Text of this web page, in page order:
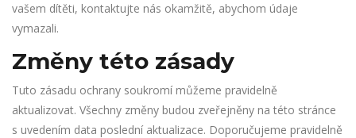
vašem dítěti, kontaktujte nás okamžitě, abychom údaje
vymazali.
Změny této zásady
Tuto zásadu ochrany soukromí můžeme pravidelně
aktualizovat. Všechny změny budou zveřejněny na této stránce
s uvedením data poslední aktualizace. Doporučujeme pravidelně